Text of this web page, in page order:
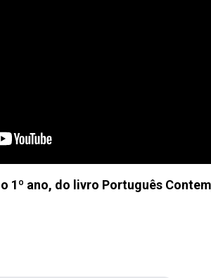
1º ano, do livro Português